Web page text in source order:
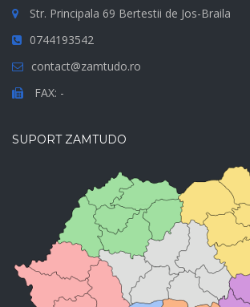
Str. Principala 69 Bertestii de Jos-Braila
0744193542
contact@zamtudo.ro
FAX: -
SUPORT ZAMTUDO